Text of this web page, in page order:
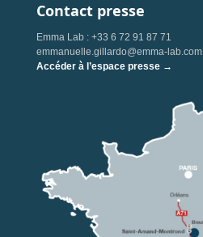
Contact presse
Emma Lab : +33 6 72 91 87 71
emmanuelle.gillardo@emma-lab.com
Accéder à l’espace presse →